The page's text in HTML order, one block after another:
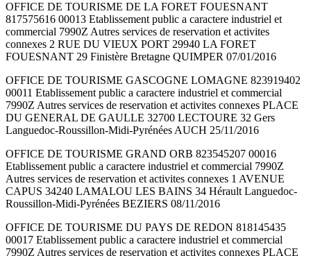
OFFICE DE TOURISME DE LA FORET FOUESNANT
817575616 00013 Etablissement public a caractere industriel et
commercial 7990Z Autres services de reservation et activites
connexes 2 RUE DU VIEUX PORT 29940 LA FORET
FOUESNANT 29 Finistère Bretagne QUIMPER 07/01/2016
OFFICE DE TOURISME GASCOGNE LOMAGNE 823919402
00011 Etablissement public a caractere industriel et commercial
7990Z Autres services de reservation et activites connexes PLACE
DU GENERAL DE GAULLE 32700 LECTOURE 32 Gers
Languedoc-Roussillon-Midi-Pyrénées AUCH 25/11/2016
OFFICE DE TOURISME GRAND ORB 823545207 00016
Etablissement public a caractere industriel et commercial 7990Z
Autres services de reservation et activites connexes 1 AVENUE
CAPUS 34240 LAMALOU LES BAINS 34 Hérault Languedoc-
Roussillon-Midi-Pyrénées BEZIERS 08/11/2016
OFFICE DE TOURISME DU PAYS DE REDON 818145435
00017 Etablissement public a caractere industriel et commercial
7990Z Autres services de reservation et activites connexes PLACE